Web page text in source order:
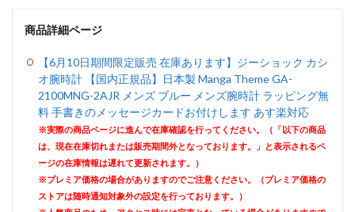
商品詳細ページ
【6月10日期間限定販売 在庫あります】ジーショック カシ
オ腕時計 【国内正規品】日本製 Manga Theme GA-
2100MNG-2AJR メンズ ブルー メンズ腕時計 ラッピング無
料 手書きのメッセージカードお付けします あす楽対応
※実際の商品ページに進んで在庫確認を行ってください。（「以下の商品
は、現在在庫切れまたは販売期間外となっております。」と表示されるペ
ージの在庫情報は遅れて更新されます。）
※プレミア価格の場合がありますのでご注意ください。（プレミア価格の
ストアは随時通知対象外の設定を行っております。）